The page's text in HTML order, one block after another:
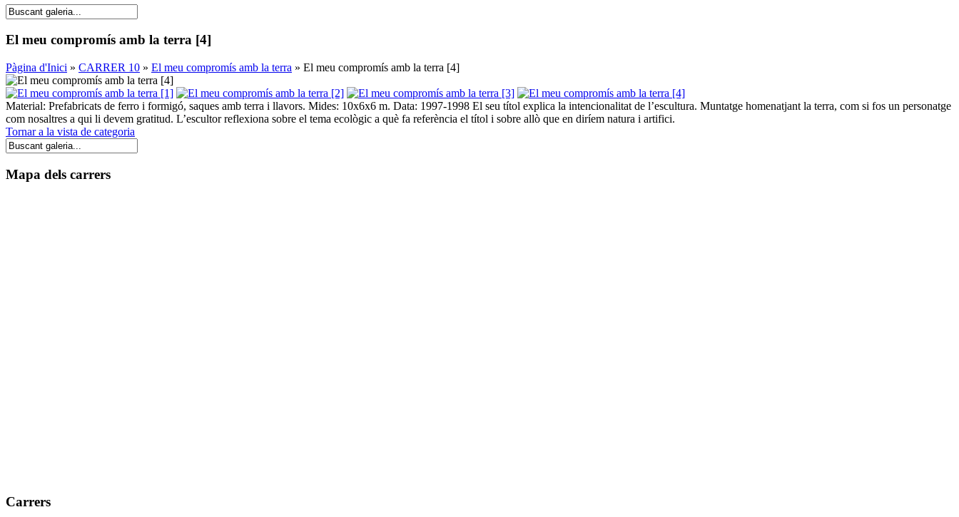
El meu compromís amb la terra [4]
Pàgina d'Inici » CARRER 10 » El meu compromís amb la terra » El meu compromís amb la terra [4]
Material: Prefabricats de ferro i formigó, saques amb terra i llavors. Mides: 10x6x6 m. Data: 1997-1998 El seu títol explica la intencionalitat de l’escultura. Muntatge homenatjant la terra, com si fos un personatge
com nosaltres a qui li devem gratitud. L’escultor reflexiona sobre el tema ecològic a què fa referència el títol i sobre allò que en diríem natura i artifici.
Tornar a la vista de categoria
Mapa dels carrers
Carrers